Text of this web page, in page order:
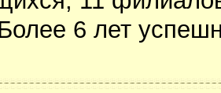
6 лет